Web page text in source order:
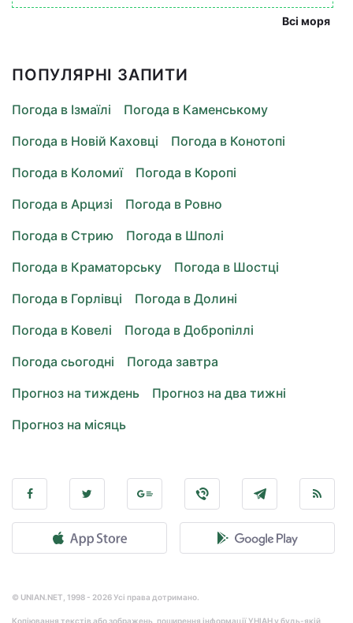
Всі моря
ПОПУЛЯРНІ ЗАПИТИ
Погода в Ізмаїлі
Погода в Каменському
Погода в Новій Каховці
Погода в Конотопі
Погода в Коломиї
Погода в Коропі
Погода в Арцизі
Погода в Ровно
Погода в Стрию
Погода в Шполі
Погода в Краматорську
Погода в Шостці
Погода в Горлівці
Погода в Долині
Погода в Ковелі
Погода в Добропіллі
Погода сьогодні
Погода завтра
Прогноз на тиждень
Прогноз на два тижні
Прогноз на місяць
© UNIAN.NET, 1998 - 2026 Усі права дотримано.
Копіювання текстів або зображень, поширення інформації УНІАН у будь-якій